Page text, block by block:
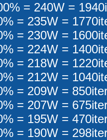
= 240W =
= 235W =
= 230W =
= 224W =
= 218W =
= 212W =
= 209W =
= 207W =
= 195W =
= 190W =